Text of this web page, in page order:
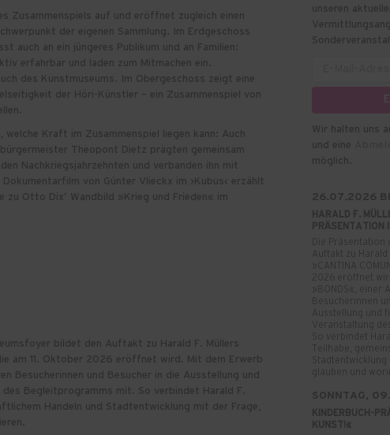
Zusammenspiels auf und eröffnet zugleich einen
der eigenen Sammlung. Im Erdgeschoss
auch an ein jüngeres Publikum und an Familien:
erfahrbar und laden zum Mitmachen ein.
des Kunstmuseums. Im Obergeschoss zeigt eine
der Höri-Künstler – ein Zusammenspiel von
Kraft im Zusammenspiel liegen kann: Auch
Theopont Dietz prägten gemeinsam
Nachkriegsjahrzehnten und verbanden ihn mit
von Günter Vlieckx im ›Kubus‹ erzählt
Otto Dix’ Wandbild »Krieg und Frieden« im
bildet den Auftakt zu Harald F. Müllers
am 11. Oktober 2026 eröffnet wird. Mit dem Erwerb
Besucherinnen und Besucher in die Ausstellung und
Begleitprogramms mit. So verbindet Harald F.
Handeln und Stadtentwicklung mit der Frage,
unseren
Wir halten uns
und eine
möglich.
HARALD F.
PRÄSENTATION
Die Präsentation
Auftakt zu
»CANTINA
2026 eröffnet
»BONDS«, einer
Ausstellung und
Veranstaltung
So verbindet
Teilhabe,
glauben und
KINDERBUCH-
KUNST!«